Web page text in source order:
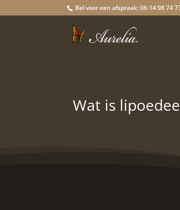
Bel voor een afspraak: 06-14 98 74
Wat is